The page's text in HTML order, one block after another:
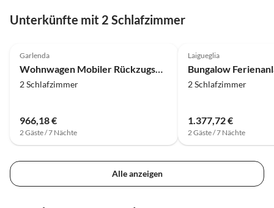
Unterkünfte mit 2 Schlafzimmer
Garlenda
Wohnwagen Mobiler Rückzugsort inmitten Liguriens
2 Schlafzimmer
966,18 €
2 Gäste / 7 Nächte
Laigueglia
2 Schlafzimmer
1.377,72 €
2 Gäste / 7 Nächte
Alle anzeigen